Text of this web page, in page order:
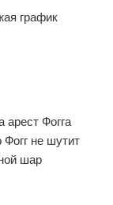
график
Фогга
не шутит
шар